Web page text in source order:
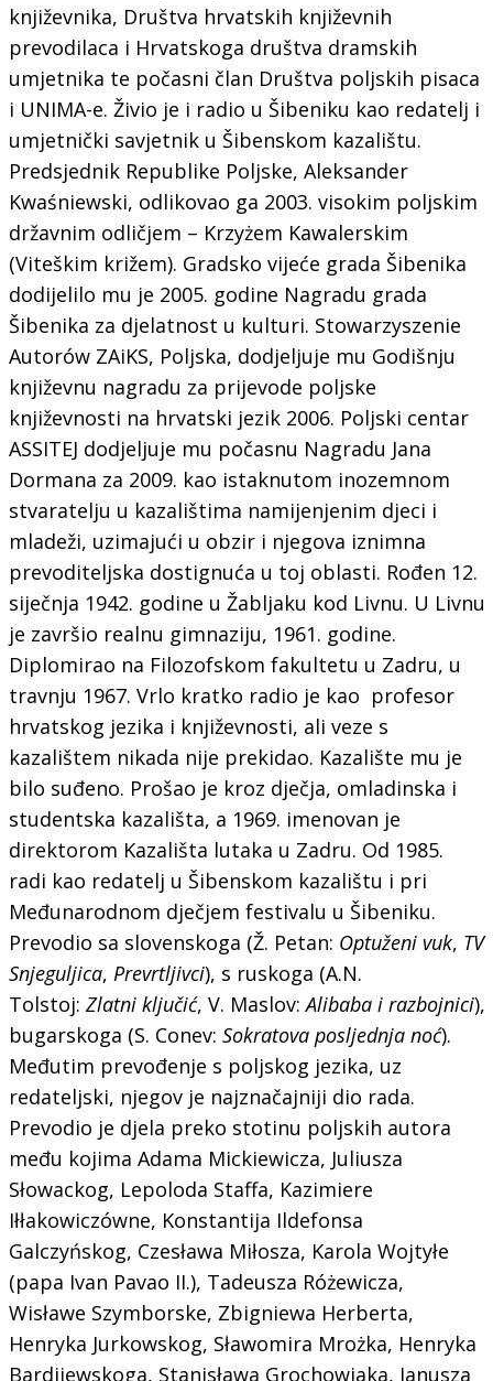
književnika, Društva hrvatskih književnih
prevodilaca i Hrvatskoga društva dramskih
umjetnika te počasni član Društva poljskih pisaca
i UNIMA-e. Živio je i radio u Šibeniku kao redatelj i
umjetnički savjetnik u Šibenskom kazalištu.
Predsjednik Republike Poljske, Aleksander
Kwaśniewski, odlikovao ga 2003. visokim poljskim
državnim odličjem – Krzyżem Kawalerskim
(Viteškim križem). Gradsko vijeće grada Šibenika
dodijelilo mu je 2005. godine Nagradu grada
Šibenika za djelatnost u kulturi. Stowarzyszenie
Autorów ZAiKS, Poljska, dodjeljuje mu Godišnju
književnu nagradu za prijevode poljske
književnosti na hrvatski jezik 2006. Poljski centar
ASSITEJ dodjeljuje mu počasnu Nagradu Jana
Dormana za 2009. kao istaknutom inozemnom
stvaratelju u kazalištima namijenjenim djeci i
mladeži, uzimajući u obzir i njegova iznimna
prevoditeljska dostignuća u toj oblasti. Rođen 12.
siječnja 1942. godine u Žabljaku kod Livnu. U Livnu
je završio realnu gimnaziju, 1961. godine.
Diplomirao na Filozofskom fakultetu u Zadru, u
travnju 1967. Vrlo kratko radio je kao profesor
hrvatskog jezika i književnosti, ali veze s
kazalištem nikada nije prekidao. Kazalište mu je
bilo suđeno. Prošao je kroz dječja, omladinska i
studentska kazališta, a 1969. imenovan je
direktorom Kazališta lutaka u Zadru. Od 1985.
radi kao redatelj u Šibenskom kazalištu i pri
Međunarodnom dječjem festivalu u Šibeniku.
Prevodio sa slovenskoga (Ž. Petan: Optuženi vuk, TV
Snjeguljica, Prevrtljivci), s ruskoga (A.N.
Tolstoj: Zlatni ključić, V. Maslov:Alibaba i razbojnici),
bugarskoga (S. Conev: Sokratova posljednja noć).
Međutim prevođenje s poljskog jezika, uz
redateljski, njegov je najznačajniji dio rada.
Prevodio je djela preko stotinu poljskih autora
među kojima Adama Mickiewicza, Juliusza
Słowackog, Lepoloda Staffa, Kazimiere
Iłłakowiczówne, Konstantija Ildefonsa
Galczyńskog, Czesława Miłosza, Karola Wojtyłe
(papa Ivan Pavao II.), Tadeusza Różewicza,
Wisławe Szymborske, Zbigniewa Herberta,
Henryka Jurkowskog, Sławomira Mrożka, Henryka
Bardijewskoga, Stanisława Grochowiaka, Janusza